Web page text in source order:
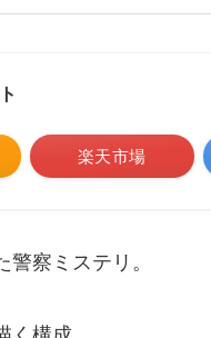
楽天市場
察ミステリ。